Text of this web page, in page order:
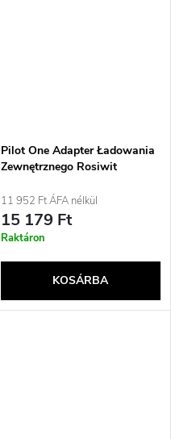
Pilot One Adapter Ładowania
Zewnętrznego Rosiwit
11 952 Ft ÁFA nélkül
15 179 Ft
Raktáron
KOSÁRBA